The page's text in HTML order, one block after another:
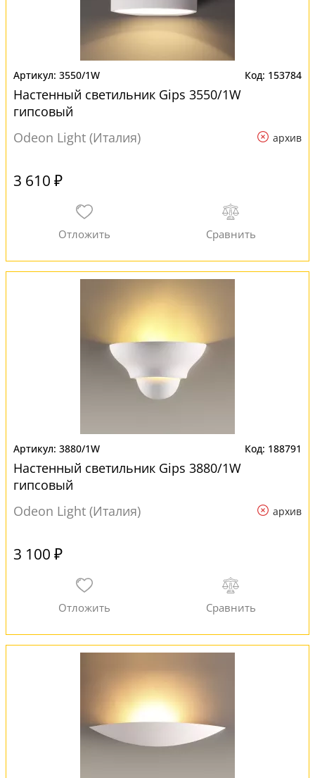
3550/1W 153784
Настенный светильник Gips 3550/1W
гипсовый
Odeon Light (Италия)
архив
3 610 ₽
3880/1W 188791
Настенный светильник Gips 3880/1W
гипсовый
Odeon Light (Италия)
архив
3 100 ₽